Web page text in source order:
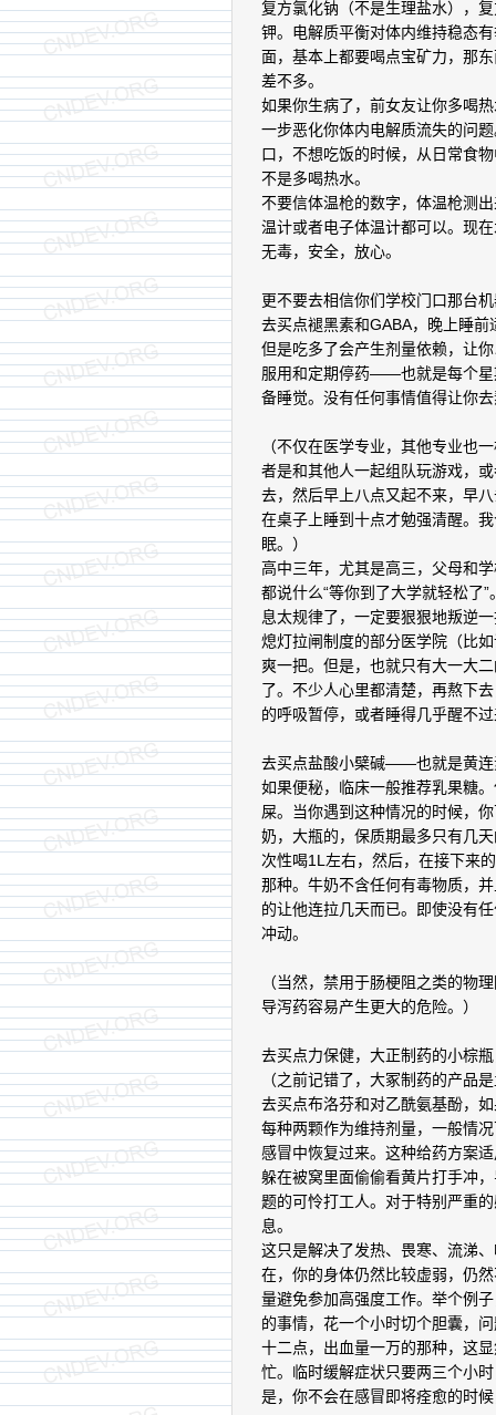
复方氯化钠（不是生理盐水），
钾。电解质平衡对体内维持稳态
面，基本上都要喝点宝矿力，那
差不多。
如果你生病了，前女友让你多喝
一步恶化你体内电解质流失的问
口，不想吃饭的时候，从日常食
不是多喝热水。
不要信体温枪的数字，体温枪测
温计或者电子体温计都可以。现
无毒，安全，放心。
更不要去相信你们学校门口那台
去买点褪黑素和GABA，晚上睡
但是吃多了会产生剂量依赖，让
服用和定期停药——也就是每个星
备睡觉。没有任何事情值得让你
（不仅在医学专业，其他专业也
者是和其他人一起组队玩游戏，
去，然后早上八点又起不来，早
在桌子上睡到十点才勉强清醒。
眠。）
高中三年，尤其是高三，父母和
都说什么“等你到了大学就轻松了
息太规律了，一定要狠狠地叛逆
熄灯拉闸制度的部分医学院（比
爽一把。但是，也就只有大一大
了。不少人心里都清楚，再熬下
的呼吸暂停，或者睡得几乎醒不
去买点盐酸小檗碱——也就是黄连
如果便秘，临床一般推荐乳果糖
屎。当你遇到这种情况的时候，
奶，大瓶的，保质期最多只有几
次性喝1L左右，然后，在接下来
那种。牛奶不含任何有毒物质，
的让他连拉几天而已。即使没有
冲动。
（当然，禁用于肠梗阻之类的物
导泻药容易产生更大的危险。）
去买点力保健，大正制药的小棕
（之前记错了，大冢制药的产品
去买点布洛芬和对乙酰氨基酚，
每种两颗作为维持剂量，一般情
感冒中恢复过来。这种给药方案
躲在被窝里面偷偷看黄片打手冲
题的可怜打工人。对于特别严重
息。
这只是解决了发热、畏寒、流涕
在，你的身体仍然比较虚弱，仍
量避免参加高强度工作。举个例
的事情，花一个小时切个胆囊，
十二点，出血量一万的那种，这
忙。临时缓解症状只要两三个小
是，你不会在感冒即将痊愈的时